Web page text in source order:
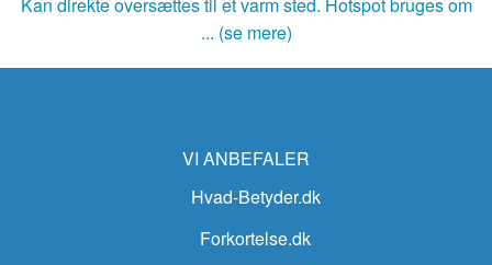
Kan direkte oversættes til et varm sted. Hotspot bruges om
... (se mere)
VI ANBEFALER
Hvad-Betyder.dk
Forkortelse.dk